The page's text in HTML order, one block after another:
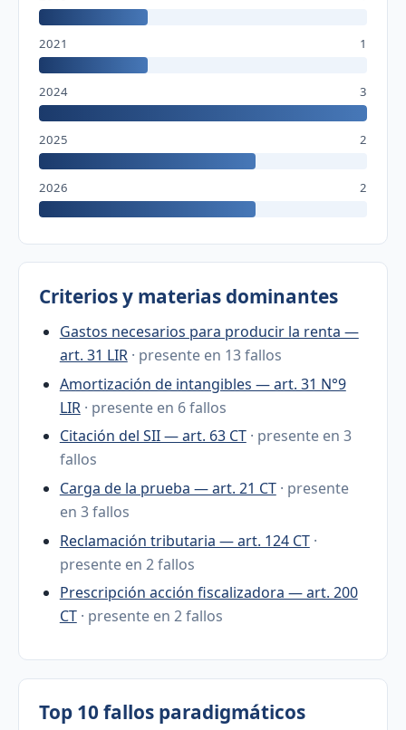
2021 1
2024 3
2025 2
2026 2
Criterios y materias dominantes
Gastos necesarios para producir la renta —
art. 31 LIR · presente en 13 fallos
Amortización de intangibles — art. 31 N°9
LIR · presente en 6 fallos
Citación del SII — art. 63 CT · presente en 3
fallos
Carga de la prueba — art. 21 CT · presente
en 3 fallos
Reclamación tributaria — art. 124 CT ·
presente en 2 fallos
Prescripción acción fiscalizadora — art. 200
CT · presente en 2 fallos
Top 10 fallos paradigmáticos